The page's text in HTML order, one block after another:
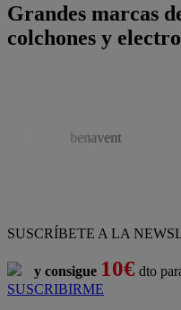
Grandes marcas
colchones y
SUSCRÍBETE A LA
y consigue 10€ dto
SUSCRIBIRME